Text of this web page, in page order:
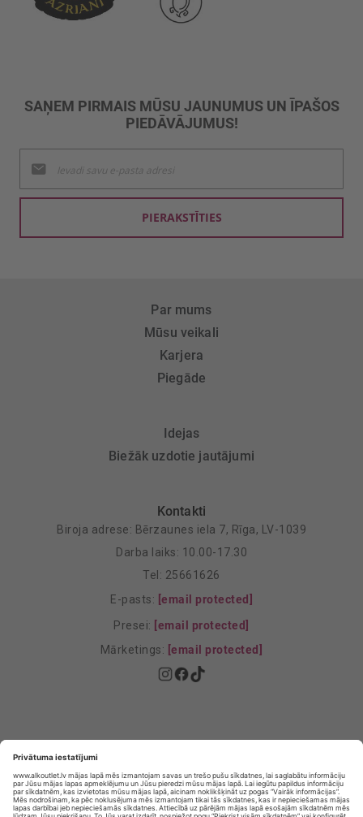
SAŅEM PIRMAIS MŪSU JAUNUMUS UN ĪPAŠOS
PIEDĀVĀJUMUS!
jaunumu
saņemšanai:
PIERAKSTĪTIES
Par mums
Mūsu veikali
Karjera
Piegāde
Idejas
Biežāk uzdotie jautājumi
Kontakti
Biroja adrese: Bērzaunes iela 7, Rīga, LV-1039
Darba laiks: 10.00-17.30
Tel: 25661626
E-pasts: [email protected]
Presei: [email protected]
Mārketings: [email protected]
Privātuma Iestatījumi
E-veikala lietošanas noteikumi